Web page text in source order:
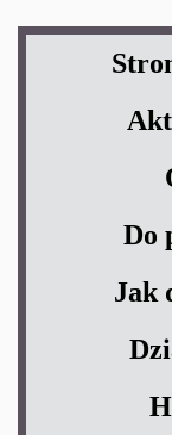
Do
Jak